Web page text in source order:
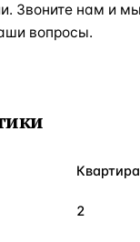
Звоните нам и
вопросы.
Квартира
2